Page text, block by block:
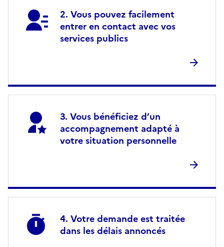
Vous pouvez facilement
entrer en contact avec vos
services publics
Vous bénéficiez d’un
accompagnement adapté à
votre situation personnelle
Votre demande est traitée
dans les délais annoncés